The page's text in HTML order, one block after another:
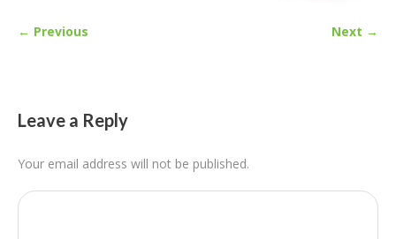
← Previous Next →
Leave a Reply
Your email address will not be published.